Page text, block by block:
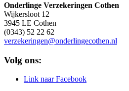
Onderlinge Verzekeringen Cothen
Wijkersloot 12
3945 LE Cothen
(0343) 52 22 62
verzekeringen@onderlingecothen.nl
Volg ons:
Link naar Facebook